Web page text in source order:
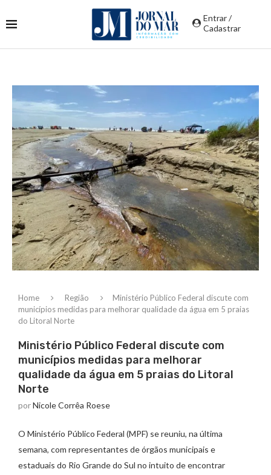
Entrar /
Cadastrar
Home Região
Ministério Público Federal discute com
municípios medidas para melhorar qualidade da água em 5 praias
do Litoral Norte
Ministério Público Federal discute com
municípios medidas para melhorar
qualidade da água em 5 praias do Litoral
Norte
porNicole Corrêa Roese
O Ministério Público Federal (MPF) se reuniu, na última
semana, com representantes de órgãos municipais e
estaduais do Rio Grande do Sul no intuito de encontrar